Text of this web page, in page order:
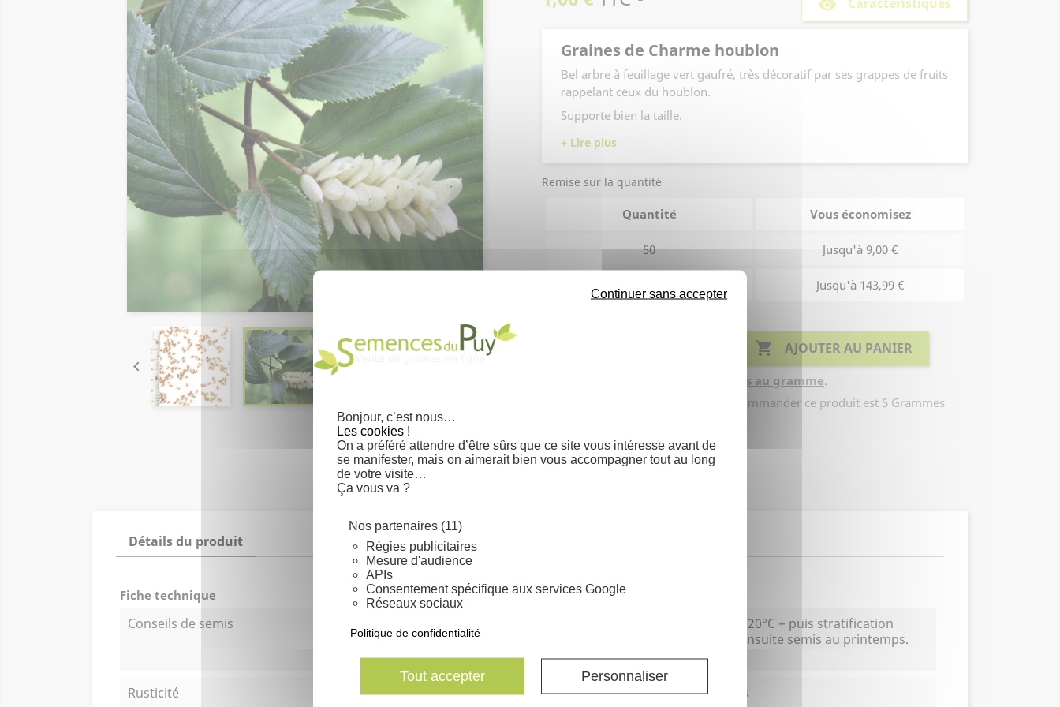
Bonjour, c’est nous…
Les cookies !
On a préféré attendre d’être sûrs que ce site vous intéresse avant de
se manifester, mais on aimerait bien vous accompagner tout au long
de votre visite…
Ça vous va ?
Nos partenaires (11)
Régies publicitaires
Mesure d'audience
APIs
Consentement spécifique aux services Google
Réseaux sociaux
Tout accepter
Continuer sans accepter
Personnaliser
Politique de confidentialité
 
remove_red_eye
Graines de Charme houblon
Bel arbre à feuillage vert gaufré, très décoratif par ses grappes de fruits
rappelant ceux du houblon.
Supporte bien la taille.
Remise sur la quantité
Quantité Vous économisez
50 Jusqu'à 9,00 €
Jusqu'à 143,99 €
 AJOUTER AU PANIER
vendues au gramme.
La quantité minimale pour pouvoir commander ce produit est 5 Grammes
Partager facebook
Détails du produit
Fiche technique
Conseils de semis
Stratification chaude de 60 jours à 20°C + puis stratification
froide à 3-5°C pendant 140 jours. Ensuite semis au printemps.
Maintenir le semis humide.
Rusticité Très rustique, jusqu'à -15°C et plus